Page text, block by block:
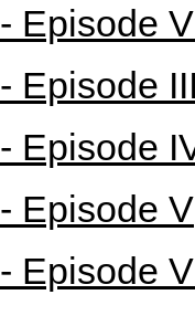
Episode
Episode
Episode
Episode V
Episode